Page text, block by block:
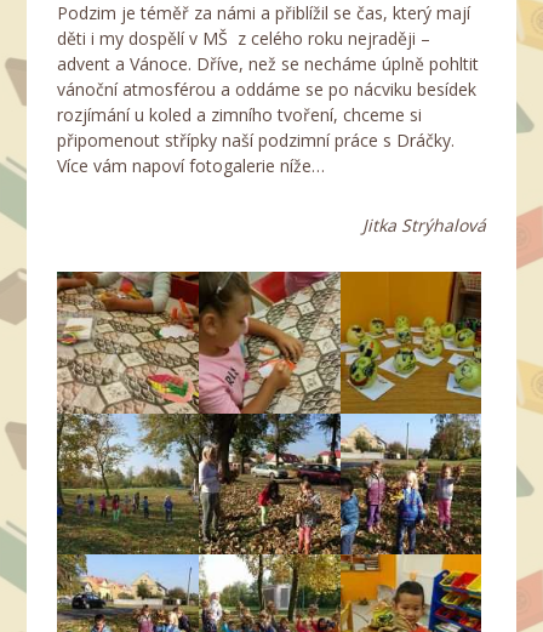
Podzim je téměř za námi a přiblížil se čas, který mají
děti i my dospělí v MŠ z celého roku nejraději –
advent a Vánoce. Dříve, než se necháme úplně pohltit
vánoční atmosférou a oddáme se po nácviku besídek
rozjímání u koled a zimního tvoření, chceme si
připomenout střípky naší podzimní práce s Dráčky.
Více vám napoví fotogalerie níže…
Jitka Strýhalová